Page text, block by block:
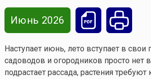
Июнь 2026
Наступает июнь, лето вступает в свои
садоводов и огородников просто нет
подрастает рассада, растения